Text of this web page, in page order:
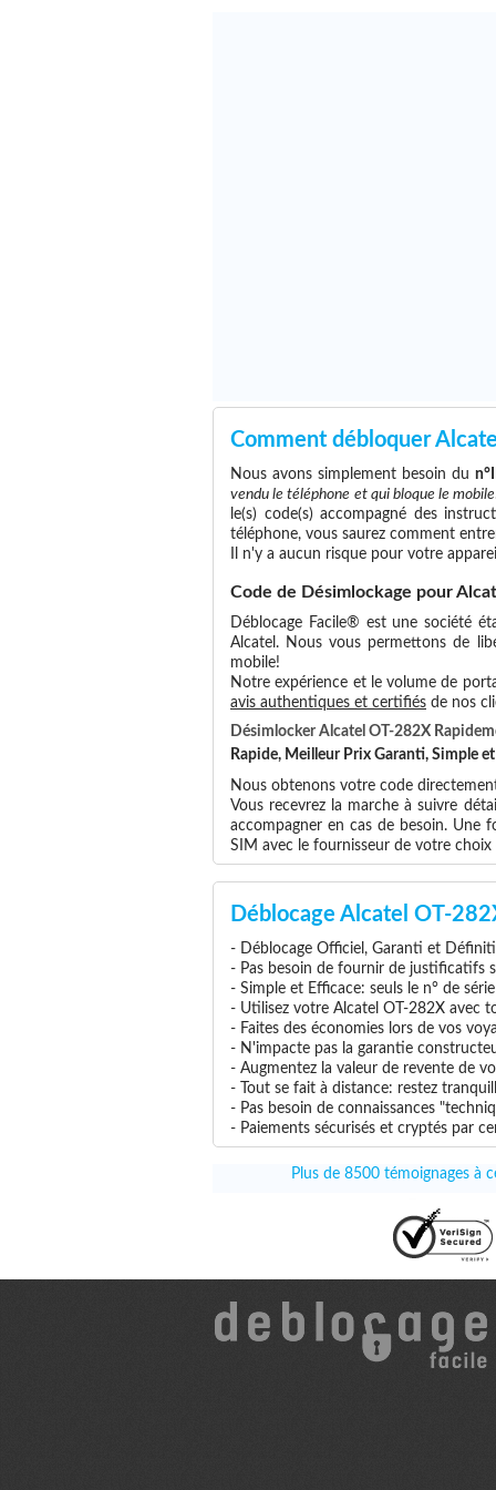
Comment débloquer
Nous avons simplement besoin du
vendu le téléphone et qui bloque le mobile
le(s) code(s) accompagné des
téléphone, vous saurez comment
Il n'y a aucun risque pour votre
Code de Désimlockage pour
Déblocage Facile® est une société
Alcatel. Nous vous permettons de
mobile!
Notre expérience et le volume de
avis authentiques et certifiés de nos
Désimlocker Alcatel OT-282X
Rapide, Meilleur Prix Garanti, Simple
Nous obtenons votre code
Vous recevrez la marche à suivre
accompagner en cas de besoin. Une
SIM avec le fournisseur de votre
Déblocage Alcatel OT-
- Déblocage Officiel, Garanti et
- Pas besoin de fournir de justificatifs
- Simple et Efficace: seuls le n° de
- Utilisez votre Alcatel OT-282X avec
- Faites des économies lors de vos
- N'impacte pas la garantie
- Augmentez la valeur de revente de
- Tout se fait à distance: restez
- Pas besoin de connaissances
- Paiements sécurisés et cryptés par
Plus de 8500 témoignages à